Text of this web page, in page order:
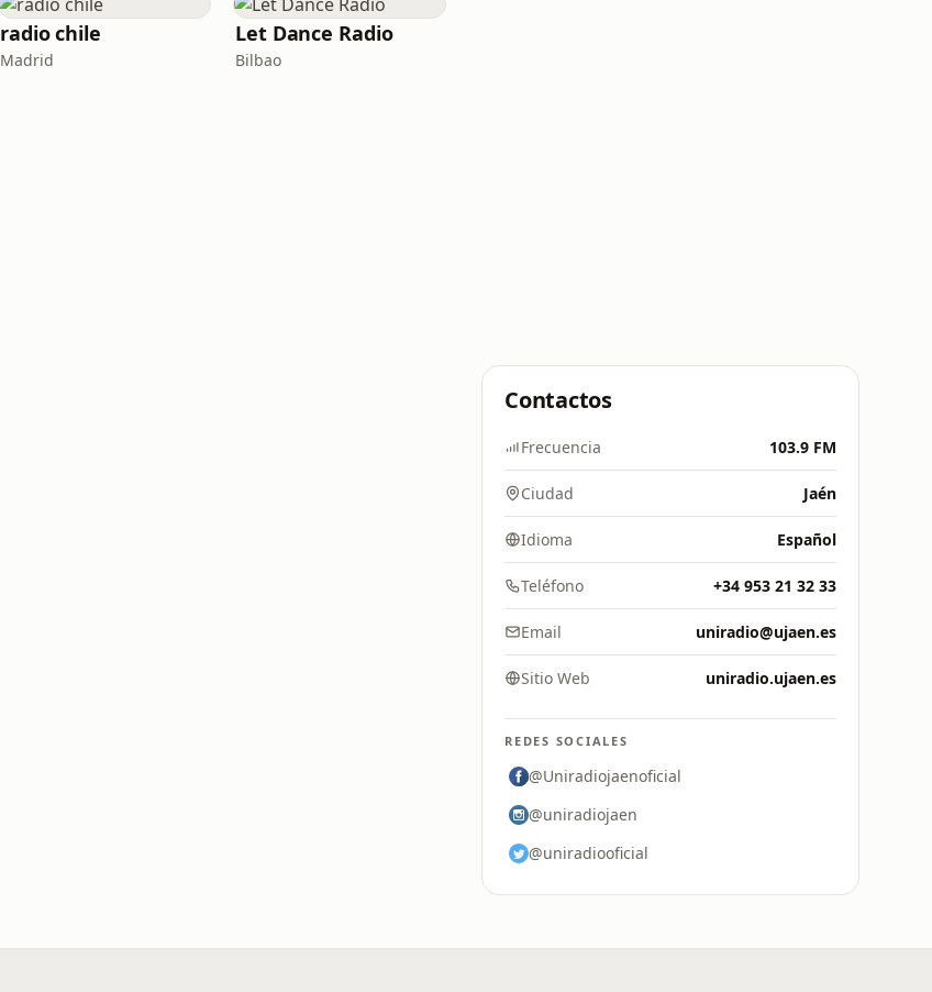
radio chile
Madrid
Let Dance Radio
Bilbao
Contactos
Frecuencia 103.9 FM
Ciudad Jaén
Idioma Español
Teléfono +34 953 21 32 33
Email uniradio@ujaen.es
Sitio Web uniradio.ujaen.es
REDES SOCIALES
@Uniradiojaenoficial
@uniradiojaen
@uniradiooficial